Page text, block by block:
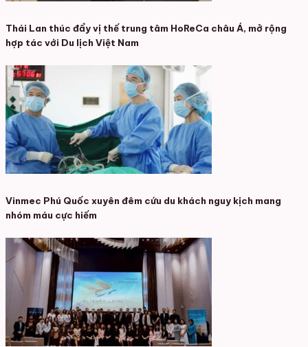
Thái Lan thúc đẩy vị thế trung tâm HoReCa châu Á, mở rộng
hợp tác với Du lịch Việt Nam
Vinmec Phú Quốc xuyên đêm cứu du khách nguy kịch mang
nhóm máu cực hiếm